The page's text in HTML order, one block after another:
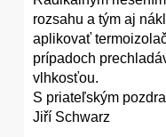
rozsahu a tým aj
aplikovať
prípadoch
vlhkosťou.
S priateľským
Jiří Schwarz